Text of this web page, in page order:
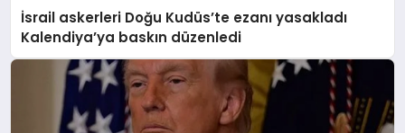
İsrail askerleri Doğu Kudüs’te ezanı yasakladı
Kalendiya’ya baskın düzenledi